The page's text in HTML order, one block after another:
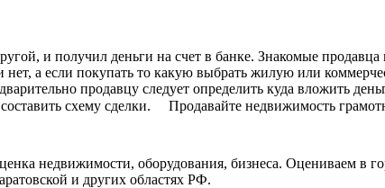
и получил деньги на счет в банке. Знакомые
нет, а если покупать то какую выбрать жилую или
продавцу следует определить куда вложить
схему сделки. ⠀ Продавайте недвижимость
недвижимости, оборудования, бизнеса. Оцениваем в
и других областях РФ.